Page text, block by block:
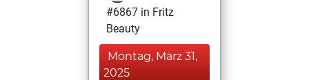
#6867 in Fritz
Beauty
Montag, März 31,
2025